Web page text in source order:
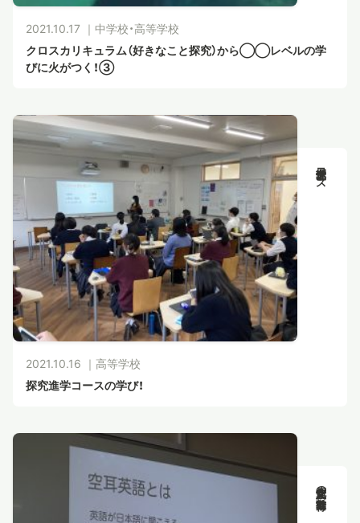
2021.10.17 ｜ 中学校・高等学校
クロスカリキュラム（好きなこと探究）から◯◯レベルの学
びに火がつく！③
探究進学コース
2021.10.16 ｜ 高等学校
探究進学コースの学び！
新渡戸文化の教育活動